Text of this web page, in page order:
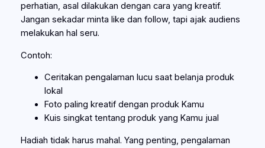
perhatian, asal dilakukan dengan cara yang kreatif.
Jangan sekadar minta like dan follow, tapi ajak audiens
melakukan hal seru.
Contoh:
Ceritakan pengalaman lucu saat belanja produk
lokal
Foto paling kreatif dengan produk Kamu
Kuis singkat tentang produk yang Kamu jual
Hadiah tidak harus mahal. Yang penting, pengalaman